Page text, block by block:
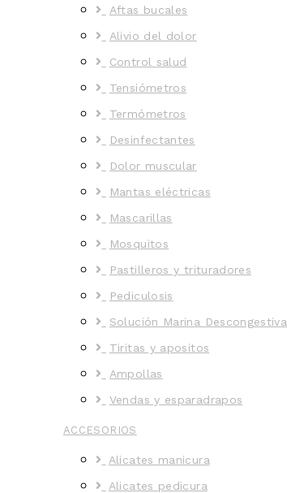
Aftas bucales
Alivio del dolor
Control salud
Tensiómetros
Termómetros
Desinfectantes
Dolor muscular
Mantas eléctricas
Mascarillas
Mosquitos
Pastilleros y trituradores
Pediculosis
Solución Marina Descongestiva
Tiritas y apositos
Ampollas
Vendas y esparadrapos
ACCESORIOS
Alicates manicura
Alicates pedicura